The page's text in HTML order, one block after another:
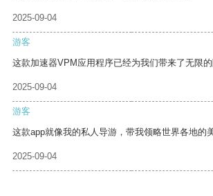
2025-09-04
游客
这款加速器VPM应用程序已经为我们带来了无限的
2025-09-04
游客
这款app就像我的私人导游，带我领略世界各地的美
2025-09-04